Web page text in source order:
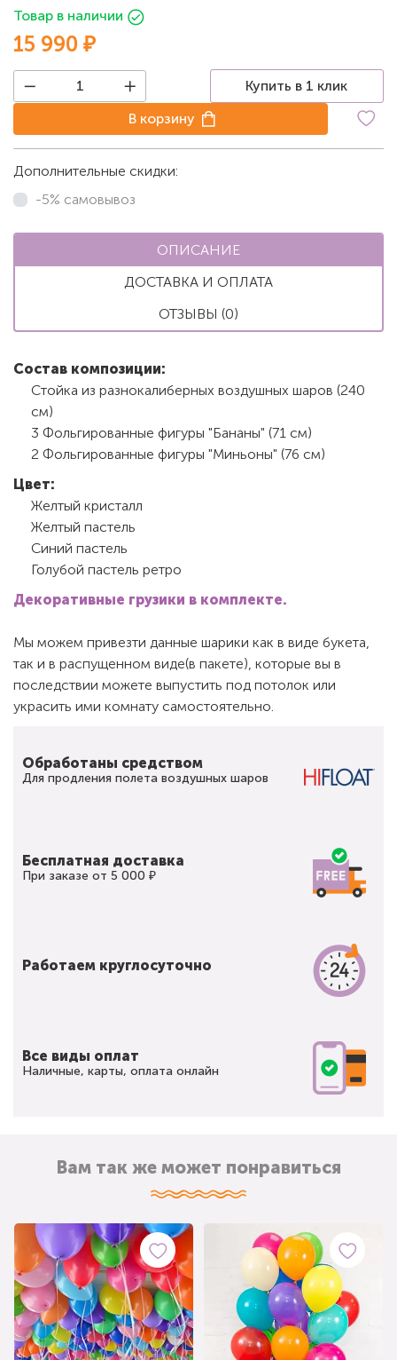
Товар в наличии
15 990 ₽
Купить в 1 клик
В корзину
Дополнительные скидки:
-5% самовывоз
ОПИСАНИЕ
ДОСТАВКА И ОПЛАТА
ОТЗЫВЫ (0)
Состав композиции:
Стойка из разнокалиберных воздушных шаров (240
см)
3 Фольгированные фигуры "Бананы" (71 см)
2 Фольгированные фигуры "Миньоны" (76 см)
Цвет:
Желтый кристалл
Желтый пастель
Синий пастель
Голубой пастель ретро
Декоративные грузики в комплекте.
Мы можем привезти данные шарики как в виде букета,
так и в распущенном виде(в пакете), которые вы в
последствии можете выпустить под потолок или
украсить ими комнату самостоятельно.
Обработаны средством
Для продления полета воздушных шаров
Бесплатная доставка
При заказе от 5 000 ₽
Работаем круглосуточно
Все виды оплат
Наличные, карты, оплата онлайн
Вам так же может понравиться